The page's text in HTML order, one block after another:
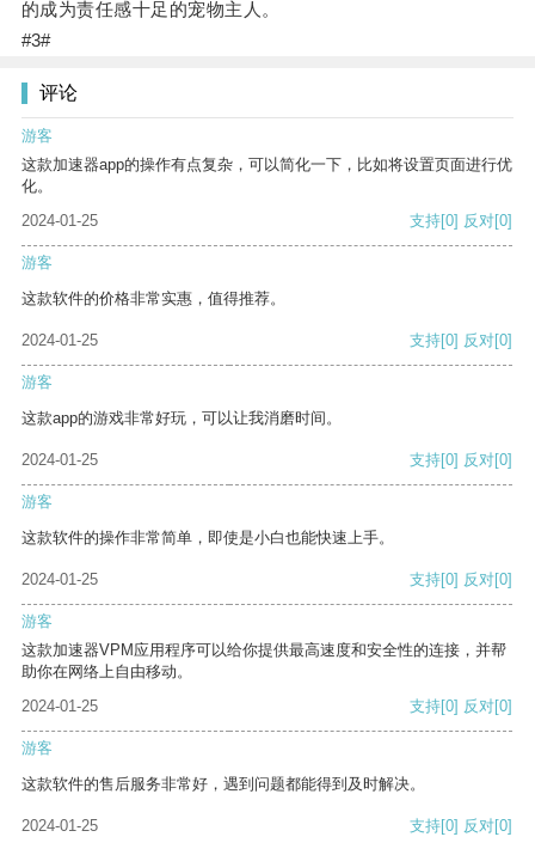
的成为责任感十足的宠物主人。
#3#
评论
游客
这款加速器app的操作有点复杂，可以简化一下，比如将设置页面进行优
化。
2024-01-25
支持[0] 反对[0]
游客
这款软件的价格非常实惠，值得推荐。
2024-01-25 支持[0] 反对[0]
游客
这款app的游戏非常好玩，可以让我消磨时间。
2024-01-25 支持[0] 反对[0]
游客
这款软件的操作非常简单，即使是小白也能快速上手。
2024-01-25 支持[0] 反对[0]
游客
这款加速器VPM应用程序可以给你提供最高速度和安全性的连接，并帮
助你在网络上自由移动。
2024-01-25
支持[0] 反对[0]
游客
这款软件的售后服务非常好，遇到问题都能得到及时解决。
2024-01-25 支持[0] 反对[0]